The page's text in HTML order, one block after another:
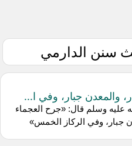
سنن الدارمي
والمعدن جبار، وفي ا...
عليه وسلم قال: «جرح العجماء